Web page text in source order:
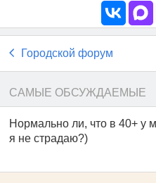
Городской форум
САМЫЕ ОБСУЖДАЕМЫЕ
Нормально ли, что в 40+ у
я не страдаю?)